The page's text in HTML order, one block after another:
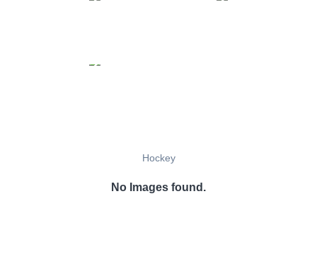
Hockey
No Images found.